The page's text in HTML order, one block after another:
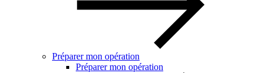
Préparer mon opération
Préparer mon opération